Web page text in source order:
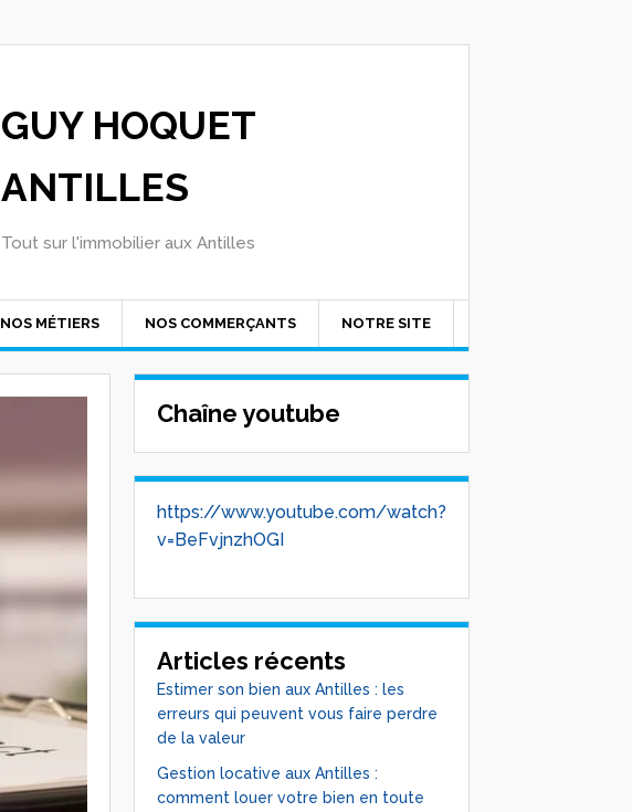
GUY HOQUET
ANTILLES
Tout sur l'immobilier aux Antilles
NOS MÉTIERS NOS COMMERÇANTS NOTRE SITE
Chaîne youtube
https://www.youtube.com/watch?
v=BeFvjnzhOGI
Articles récents
Estimer son bien aux Antilles : les
erreurs qui peuvent vous faire perdre
de la valeur
Gestion locative aux Antilles :
comment louer votre bien en toute